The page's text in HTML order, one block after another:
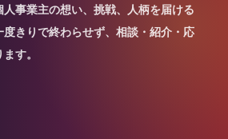
事業主の想い、挑戦、人柄を届ける
きりで終わらせず、相談・紹介・応
す。